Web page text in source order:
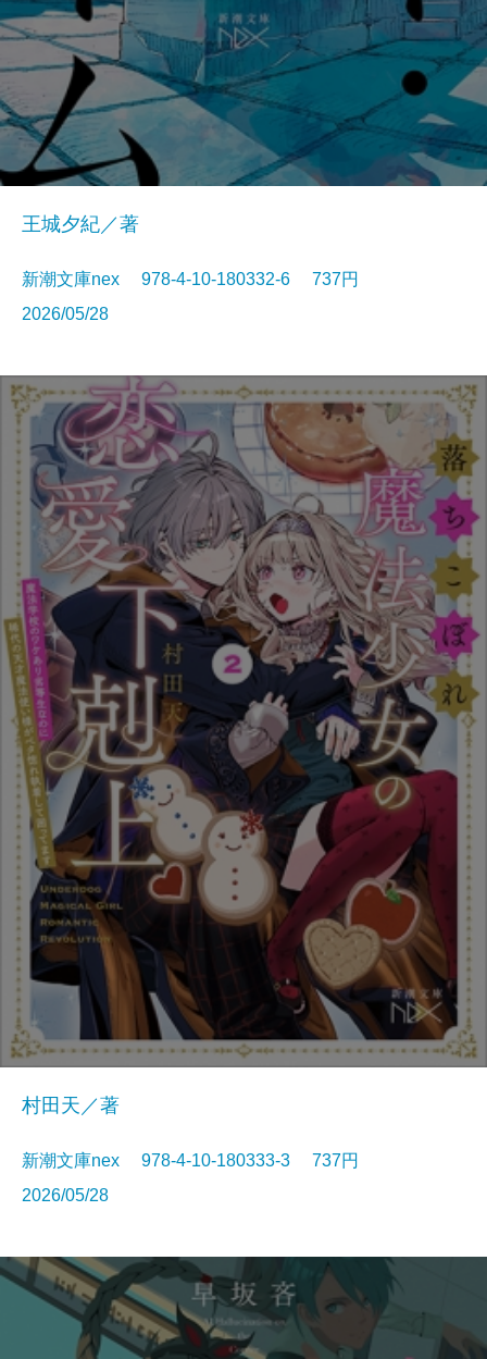
王城夕紀／著
新潮文庫nex 978-4-10-180332-6 737円
2026/05/28
村田天／著
新潮文庫nex 978-4-10-180333-3 737円
2026/05/28